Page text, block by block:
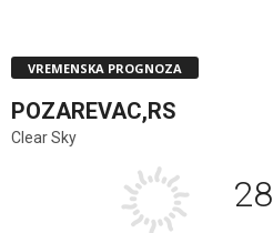
VREMENSKA PROGNOZA
POZAREVAC,RS
Clear Sky
28